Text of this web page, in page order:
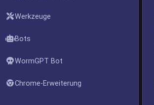
Werkzeuge
Bots
WormGPT Bot
Chrome-Erweiterung